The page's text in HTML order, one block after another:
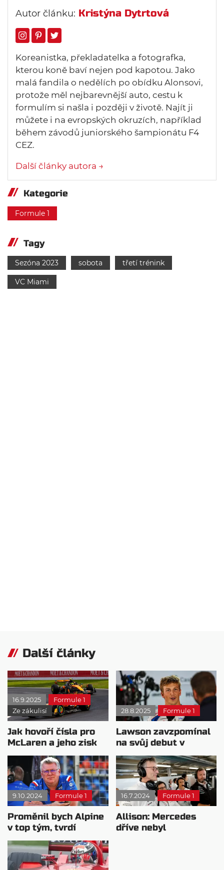
Autor článku: Kristýna Dytrtová
Koreanistka, překladatelka a fotografka,
kterou koně baví nejen pod kapotou. Jako
malá fandila o nedělích po obídku Alonsovi,
protože měl nejbarevnější auto, cestu k
formulím si našla i později v životě. Najít ji
můžete i na evropských okruzích, například
během závodů juniorského šampionátu F4
CEZ.
Další články autora →
Kategorie
Formule 1
Tagy
Sezóna 2023 sobota třetí trénink
VC Miami
Další články
16.9.2025
Formule 1
Ze zákulisí
Jak hovoří čísla pro
McLaren a jeho zisk
titulu už v Baku?
28.8.2025 Formule 1
Lawson zavzpomínal
na svůj debut v
Zandvoortu
9.10.2024 Formule 1
Proměnil bych Alpine
v top tým, tvrdí
Szafnauer
16.7.2024 Formule 1
Allison: Mercedes
dříve nebyl